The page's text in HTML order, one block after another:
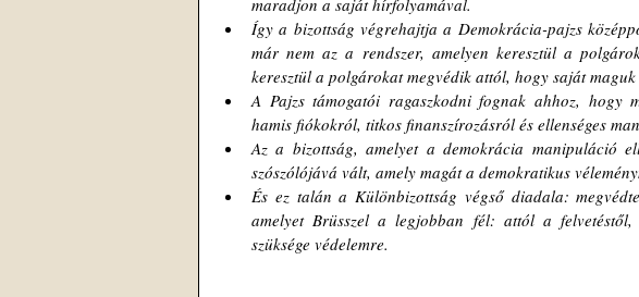
maradjon a saját hírfolyamával.
Így a bizottság végrehajtja a Demokrácia-pajzs
már nem az a rendszer, amelyen keresztül a
keresztül a polgárokat megvédik attól, hogy saját
A Pajzs támogatói ragaszkodni fognak ahhoz, hogy
hamis fiókokról, titkos finanszírozásról és ellenséges
Az a bizottság, amelyet a demokrácia manipuláció
szószólójává vált, amely magát a demokratikus
És ez talán a Különbizottság végső diadala:
amelyet Brüsszel a legjobban fél: attól a
szüksége védelemre.